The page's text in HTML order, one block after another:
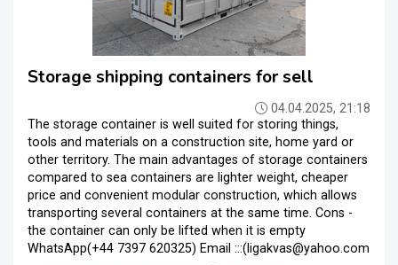
Storage shipping containers for sell
04.04.2025, 21:18
The storage container is well suited for storing things,
tools and materials on a construction site, home yard or
other territory. The main advantages of storage containers
compared to sea containers are lighter weight, cheaper
price and convenient modular construction, which allows
transporting several containers at the same time. Cons -
the container can only be lifted when it is empty
WhatsApp(+44 7397 620325) Email :::(ligakvas@yahoo.com